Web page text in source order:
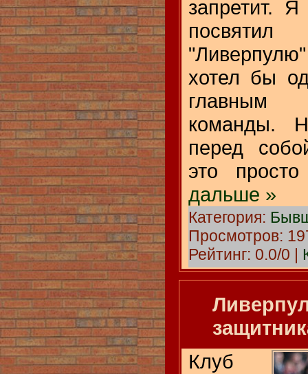
запретит.
хотел бы
главным
команды.
перед
это
дальше »
Категория:
Просмотров:
Рейтинг: 0.0/0 |
Клуб